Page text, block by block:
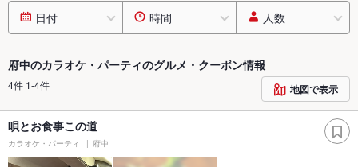
日付 時間 人数
府中のカラオケ・パーティのグルメ・クーポン情報
4件 1-4件 地図で表示
唄とお食事この道
カラオケ・パーティ 府中